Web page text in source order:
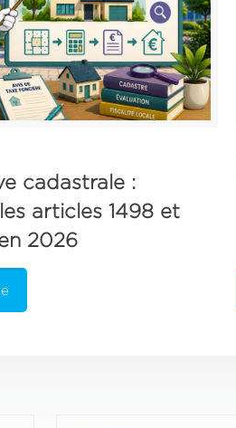
cadastrale :
articles 1498 et
2026